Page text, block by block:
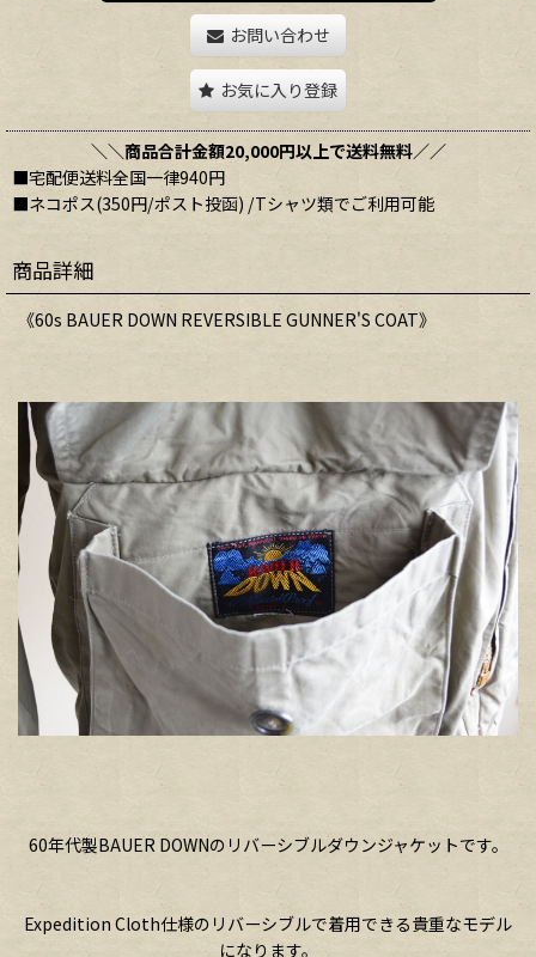
お問い合わせ
お気に入り登録
＼＼商品合計金額20,000円以上で送料無料／／
■宅配便送料全国一律940円
■ネコポス(350円/ポスト投函) /Tシャツ類でご利用可能
商品詳細
《60s BAUER DOWN REVERSIBLE GUNNER'S COAT》
60年代製BAUER DOWNのリバーシブルダウンジャケットです。
Expedition Cloth仕様のリバーシブルで着用できる貴重なモデル
になります。